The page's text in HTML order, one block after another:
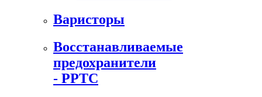
Варисторы
Восстанавливаемые
предохранители
- PPTC